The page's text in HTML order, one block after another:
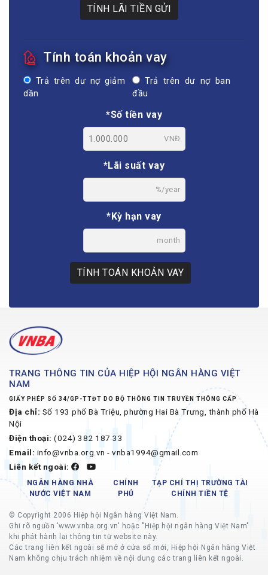
TÍNH LÃI TIỀN GỬI
Tính toán khoản vay
Trả trên dư nợ giảm
dần
Trả trên dư nợ ban
đầu
*Số tiền vay
VNĐ
*Lãi suất vay
%/year
*Kỳ hạn vay
month
TÍNH TOÁN KHOẢN VAY
TRANG THÔNG TIN CỦA HIỆP HỘI NGÂN HÀNG VIỆT
NAM
GIẤY PHÉP SỐ 34/GP-TTĐT DO BỘ THÔNG TIN TRUYỀN THÔNG CẤP
Địa chỉ: Số 193 phố Bà Triệu, phường Hai Bà Trưng, thành phố Hà
Nội
Điện thoại: (024) 382 187 33
Email: info@vnba.org.vn - vnba1994@gmail.com
Liên kết ngoài:
NGÂN HÀNG NHÀ
NƯỚC VIỆT NAM
CHÍNH
PHỦ
TẠP CHÍ THỊ TRƯỜNG TÀI
CHÍNH TIỀN TỆ
© Copyright 2006 Hiệp hội Ngân hàng Việt Nam.
Ghi rõ nguồn 'www.vnba.org.vn' hoặc "Hiệp hội ngân hàng Việt Nam"
khi phát hành lại thông tin từ website này.
Các trang liên kết ngoài sẽ mở ở cửa sổ mới, Hiệp hội Ngân hàng Việt
Nam không chịu trách nhiệm về nội dung các trang liên kết ngoài.